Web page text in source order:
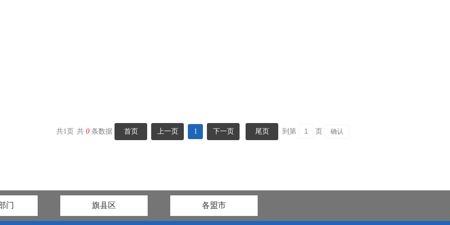
共1 页 共 0 条数据 首页 上一页 1 下一页 尾页 到第 页
门 旗县区 各盟市